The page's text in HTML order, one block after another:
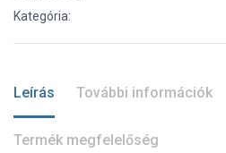
Kategória:
Leírás További információk
Termék megfelelőség